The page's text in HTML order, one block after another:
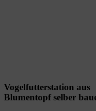
Vogelfutterstation aus
Blumentopf selber